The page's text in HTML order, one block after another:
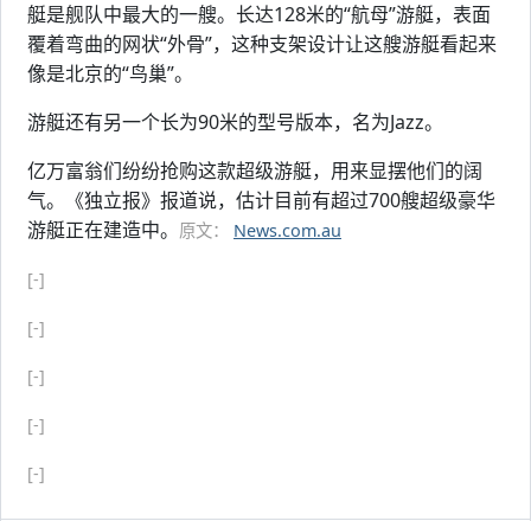
艇是舰队中最大的一艘。长达128米的“航母”游艇，表面
覆着弯曲的网状“外骨”，这种支架设计让这艘游艇看起来
像是北京的“鸟巢”。
游艇还有另一个长为90米的型号版本，名为Jazz。
亿万富翁们纷纷抢购这款超级游艇，用来显摆他们的阔
气。《独立报》报道说，估计目前有超过700艘超级豪华
游艇正在建造中。 原文： News.com.au
[-]
[-]
[-]
[-]
[-]